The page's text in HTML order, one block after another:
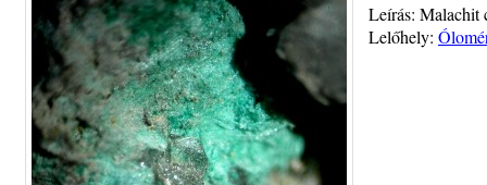
Leírás: Malachit
Lelőhely: